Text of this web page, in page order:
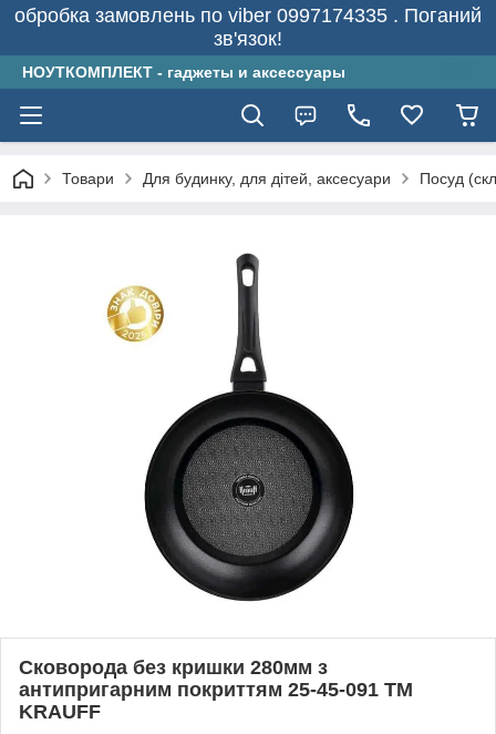
обробка замовлень по viber 0997174335 . Поганий
зв'язок!
НОУТКОМПЛЕКТ - гаджеты и аксессуары
Товари Для будинку, для дітей, аксесуари Посуд
Сковорода без кришки 280мм з
антипригарним покриттям 25-45-091 ТМ
KRAUFF